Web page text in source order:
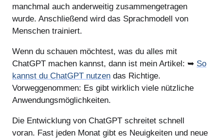
manchmal auch anderweitig zusammengetragen
wurde. Anschließend wird das Sprachmodell von
Menschen trainiert.
Wenn du schauen möchtest, was du alles mit
ChatGPT machen kannst, dann ist mein Artikel: ➥ So
kannst du ChatGPT nutzen das Richtige.
Vorweggenommen: Es gibt wirklich viele nützliche
Anwendungsmöglichkeiten.
Die Entwicklung von ChatGPT schreitet schnell
voran. Fast jeden Monat gibt es Neuigkeiten und neue